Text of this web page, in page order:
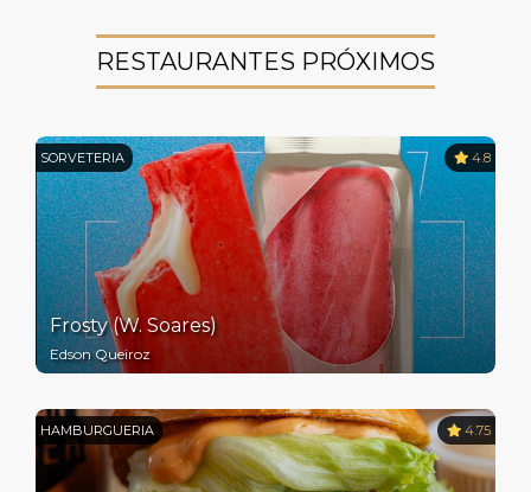
RESTAURANTES PRÓXIMOS
SORVETERIA 4.8
Frosty (W. Soares)
Edson Queiroz
HAMBURGUERIA 4.75